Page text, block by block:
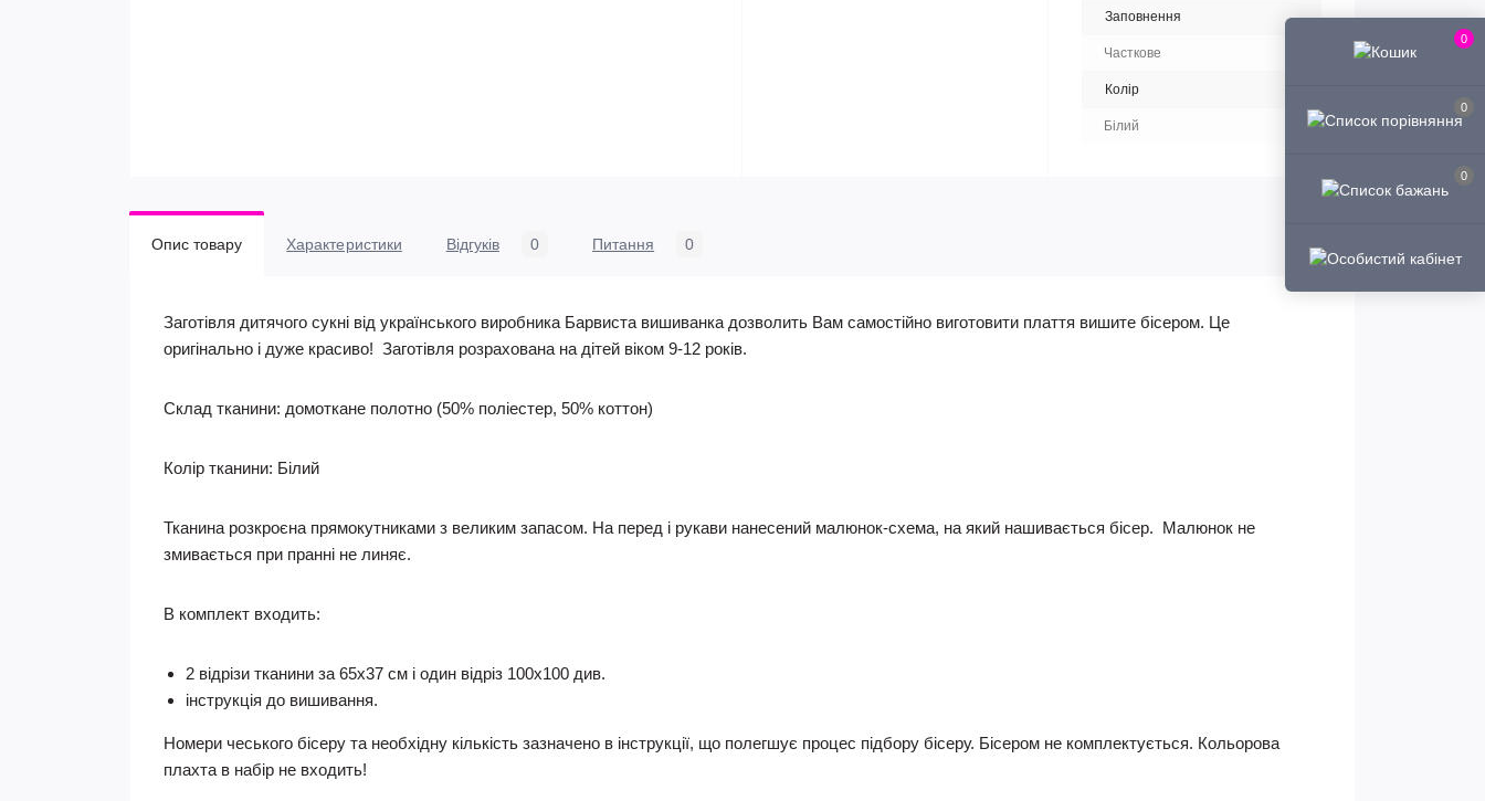
0
0
0
Заповнення
Часткове
Колір
Білий
Опис товару Характеристики Відгуків 0 Питання 0
Заготівля дитячого сукні від українського виробника Барвиста вишиванка дозволить Вам самостійно виготовити плаття вишите бісером. Це
оригінально і дуже красиво! Заготівля розрахована на дітей віком 9-12 років.
Склад тканини: домоткане полотно (50% поліестер, 50% коттон)
Колір тканини: Білий
Тканина розкроєна прямокутниками з великим запасом. На перед і рукави нанесений малюнок-схема, на який нашивається бісер. Малюнок не
змивається при пранні не линяє.
В комплект входить:
2 відрізи тканини за 65х37 см і один відріз 100х100 див.
інструкція до вишивання.
Номери чеського бісеру та необхідну кількість зазначено в інструкції, що полегшує процес підбору бісеру. Бісером не комплектується. Кольорова
плахта в набір не входить!